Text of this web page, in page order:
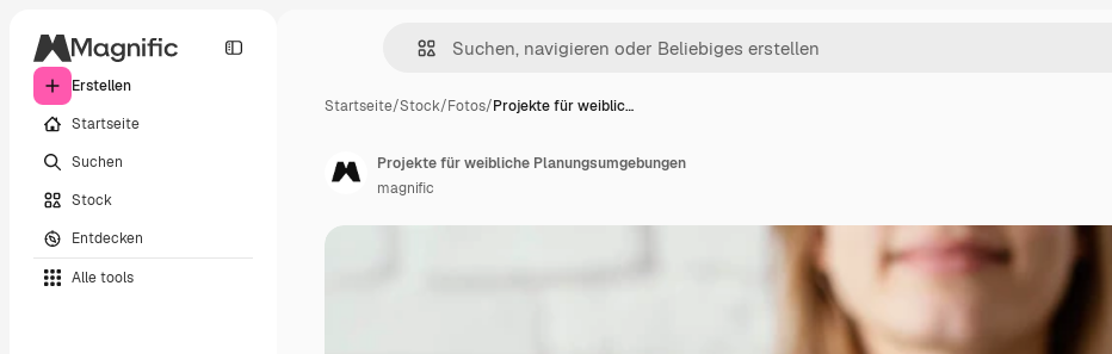
Erstellen
Startseite
Suchen
Stock
Entdecken
Alle tools
Startseite/Stock/Fotos/Projekte für weiblic…
Projekte für weibliche Planungsumgebungen
magnific